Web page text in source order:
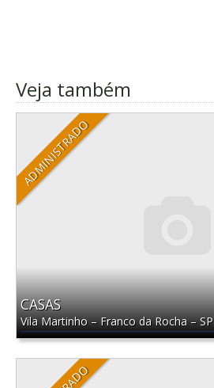
Veja também
ADMINISTRADO
CASAS
Vila Martinho–Franco da Rocha–SP